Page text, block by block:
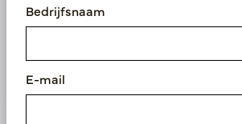
Bestaande klant? Log hier in
Nieuw? Registreer hier
Bedrijfsnaam
E-mail